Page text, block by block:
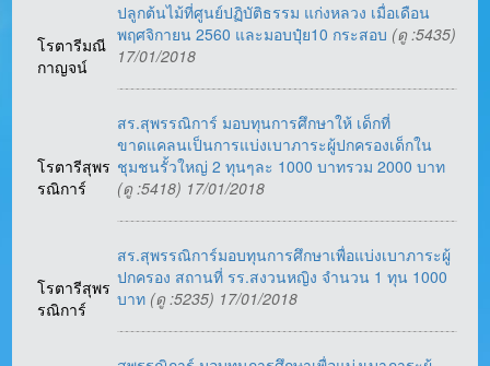
โรตารีมณี
กาญจน์
ปลูกต้นไม้ที่ศูนย์ปฏิบัติธรรม แก่งหลวง เมื่อเดือน
พฤศจิกายน 2560 และมอบปุ๋ย10 กระสอบ (ดู :5435)
17/01/2018
โรตารีสุพร
รณิการ์
สร.สุพรรณิการ์ มอบทุนการศึกษาให้ เด็กที่
ขาดแคลนเป็นการแบ่งเบาภาระผู้ปกครองเด็กใน
ชุมชนรั้วใหญ่ 2 ทุนๆละ 1000 บาทรวม 2000 บาท
(ดู :5418) 17/01/2018
โรตารีสุพร
รณิการ์
สร.สุพรรณิการ์มอบทุนการศึกษาเพื่อแบ่งเบาภาระผู้
ปกครอง สถานที่ รร.สงวนหญิง จำนวน 1 ทุน 1000
บาท (ดู :5235) 17/01/2018